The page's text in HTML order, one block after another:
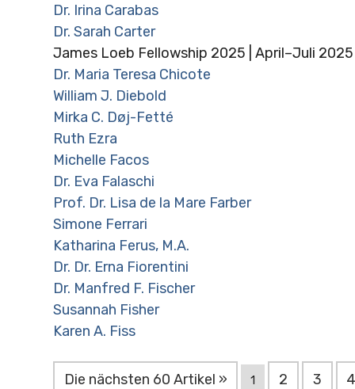
Dr. Irina Carabas
Dr. Sarah Carter
James Loeb Fellowship 2025 | April–Juli 2025
Dr. Maria Teresa Chicote
William J. Diebold
Mirka C. Døj-Fetté
Ruth Ezra
Michelle Facos
Dr. Eva Falaschi
Prof. Dr. Lisa de la Mare Farber
Simone Ferrari
Katharina Ferus, M.A.
Dr. Dr. Erna Fiorentini
Dr. Manfred F. Fischer
Susannah Fisher
Karen A. Fiss
Die nächsten 60 Artikel » 1 2 3